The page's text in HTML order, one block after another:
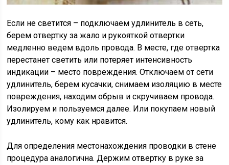
Если не светится – подключаем удлинитель в сеть,
берем отвертку за жало и рукояткой отвертки
медленно ведем вдоль провода. В месте, где отвертка
перестанет светить или потеряет интенсивность
индикации – место повреждения. Отключаем от сети
удлинитель, берем кусачки, снимаем изоляцию в месте
повреждения, находим обрыв и скручиваем провода.
Изолируем и пользуемся далее. Или покупаем новый
удлинитель, кому как нравится.
Для определения местонахождения проводки в стене
процедура аналогична. Держим отвертку в руке за